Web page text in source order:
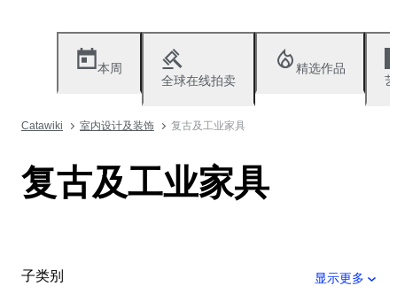
本周
全球在线拍卖
精选作品
Catawiki 室内设计及装饰 复古及工业家具
复古及工业家具
子类别 显示更多